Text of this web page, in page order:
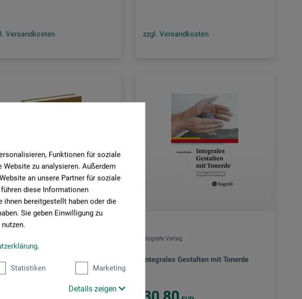
Funktionen für soziale
zu analysieren. Außerdem
an unsere Partner für soziale
diese Informationen
ihnen bereitgestellt haben oder die
Sie geben Einwilligung zu
.
Statistiken Marketing
Details zeigen
Versandkosten zzgl. Versandkosten
Hogrefe Verlag
Integrales Gestalten mit Tonerde